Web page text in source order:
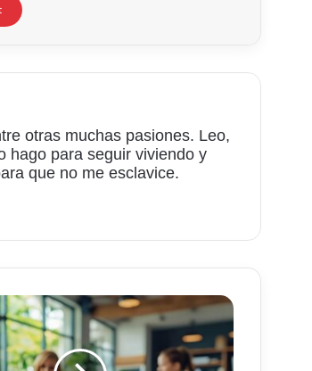
otras muchas pasiones. Leo,
hago para seguir viviendo y
que no me esclavice.